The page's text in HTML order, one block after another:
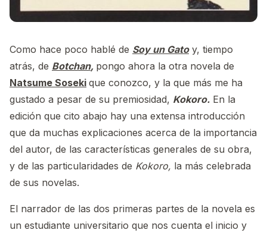
Como hace poco hablé de Soy un Gatoy, tiempo
atrás, de Botchan, pongo ahora la otra novela de
Natsume Soseki que conozco, y la que más me ha
gustado a pesar de su premiosidad, Kokoro. En la
edición que cito abajo hay una extensa introducción
que da muchas explicaciones acerca de la importancia
del autor, de las características generales de su obra,
y de las particularidades de Kokoro, la más celebrada
de sus novelas.
El narrador de las dos primeras partes de la novela es
un estudiante universitario que nos cuenta el inicio y